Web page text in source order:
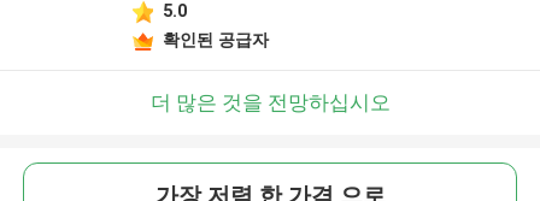
5.0
확인된 공급자
더 많은 것을 전망하십시오